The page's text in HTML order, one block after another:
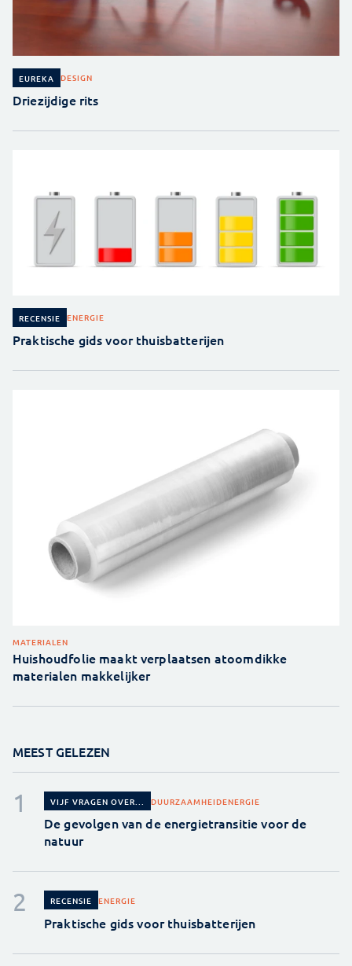
EUREKA DESIGN
Driezijdige rits
RECENSIE ENERGIE
Praktische gids voor thuisbatterijen
MATERIALEN
Huishoudfolie maakt verplaatsen atoomdikke
materialen makkelijker
MEEST GELEZEN
VIJF VRAGEN OVER... DUURZAAMHEIDENERGIE
De gevolgen van de energietransitie voor de
natuur
RECENSIE ENERGIE
Praktische gids voor thuisbatterijen